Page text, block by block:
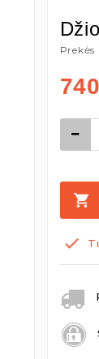
Prekės